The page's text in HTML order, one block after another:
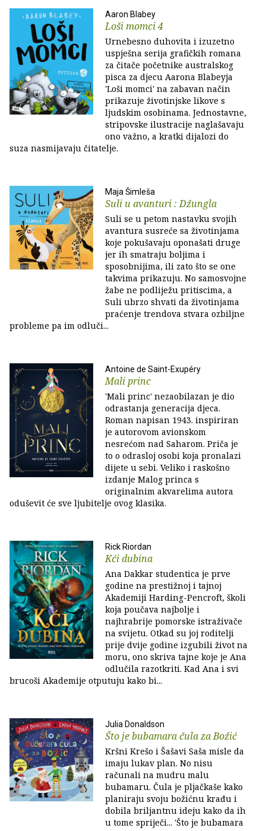
Aaron Blabey
Loši momci 4
Urnebesno duhovita i izuzetno
uspješna serija grafičkih romana
za čitače početnike australskog
pisca za djecu Aarona Blabeyja
'Loši momci' na zabavan način
prikazuje životinjske likove s
ljudskim osobinama. Jednostavne,
stripovske ilustracije naglašavaju
ono važno, a kratki dijalozi do
suza nasmijavaju čitatelje.
Maja Šimleša
Suli u avanturi : Džungla
Suli se u petom nastavku svojih
avantura susreće sa životinjama
koje pokušavaju oponašati druge
jer ih smatraju boljima i
sposobnijima, ili zato što se one
takvima prikazuju. No samosvojne
žabe ne podliježu pritiscima, a
Suli ubrzo shvati da životinjama
praćenje trendova stvara ozbiljne
probleme pa im odluči...
Antoine de Saint-Exupéry
Mali princ
'Mali princ' nezaobilazan je dio
odrastanja generacija djeca.
Roman napisan 1943. inspiriran
je autorovom avionskom
nesrećom nad Saharom. Priča je
to o odrasloj osobi koja pronalazi
dijete u sebi. Veliko i raskošno
izdanje Malog princa s
originalnim akvarelima autora
oduševit će sve ljubitelje ovog klasika.
Rick Riordan
Kći dubina
Ana Dakkar studentica je prve
godine na prestižnoj i tajnoj
Akademiji Harding-Pencroft, školi
koja poučava najbolje i
najhrabrije pomorske istraživače
na svijetu. Otkad su joj roditelji
prije dvije godine izgubili život na
moru, ono skriva tajne koje je Ana
odlučila razotkriti. Kad Ana i svi
brucoši Akademije otputuju kako bi...
Julia Donaldson
Što je bubamara čula za Božić
Kršni Krešo i Šašavi Saša misle da
imaju lukav plan. No nisu
računali na mudru malu
bubamaru. Čula je pljačkaše kako
planiraju svoju božićnu krađu i
dobila briljantnu ideju kako da ih
u tome spriječi... 'Što je bubamara